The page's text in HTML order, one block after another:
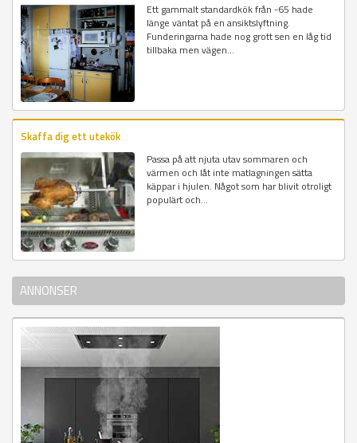
Ett gammalt standardkök från -65 hade
länge väntat på en ansiktslyftning.
Funderingarna hade nog grott sen en låg tid
tillbaka men vägen...
Skaffa dig ett utekök
Passa på att njuta utav sommaren och
värmen och låt inte matlagningen sätta
käppar i hjulen. Något som har blivit otroligt
populärt och...
ANNONSER